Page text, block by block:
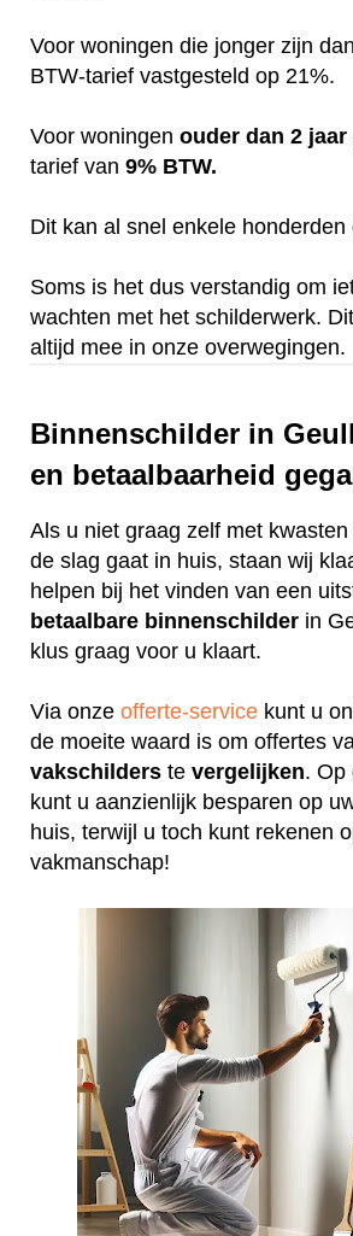
Voor woningen die jonger zijn
BTW-tarief vastgesteld op 21%.
Voor woningen ouder dan 2 jaar
tarief van 9% BTW.
Dit kan al snel enkele honderden
Soms is het dus verstandig om
wachten met het schilderwerk.
altijd mee in onze overwegingen.
Binnenschilder in
en betaalbaarheid
Als u niet graag zelf met
de slag gaat in huis, staan wij
helpen bij het vinden van een
betaalbare binnenschilder in
klus graag voor u klaart.
Via onze offerte-service kunt u
de moeite waard is om offertes
vakschilders te vergelijken. Op
kunt u aanzienlijk besparen op
huis, terwijl u toch kunt rekenen
vakmanschap!